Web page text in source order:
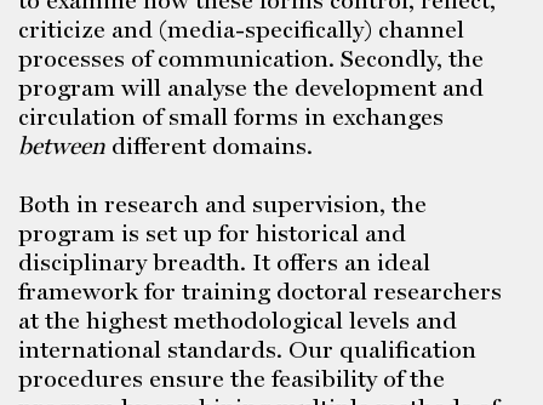
criticize and (media-specifically) channel
processes of communication. Secondly, the
program will analyse the development and
circulation of small forms in exchanges
between different domains.
Both in research and supervision, the
program is set up for historical and
disciplinary breadth. It offers an ideal
framework for training doctoral researchers
at the highest methodological levels and
international standards. Our qualification
procedures ensure the feasibility of the